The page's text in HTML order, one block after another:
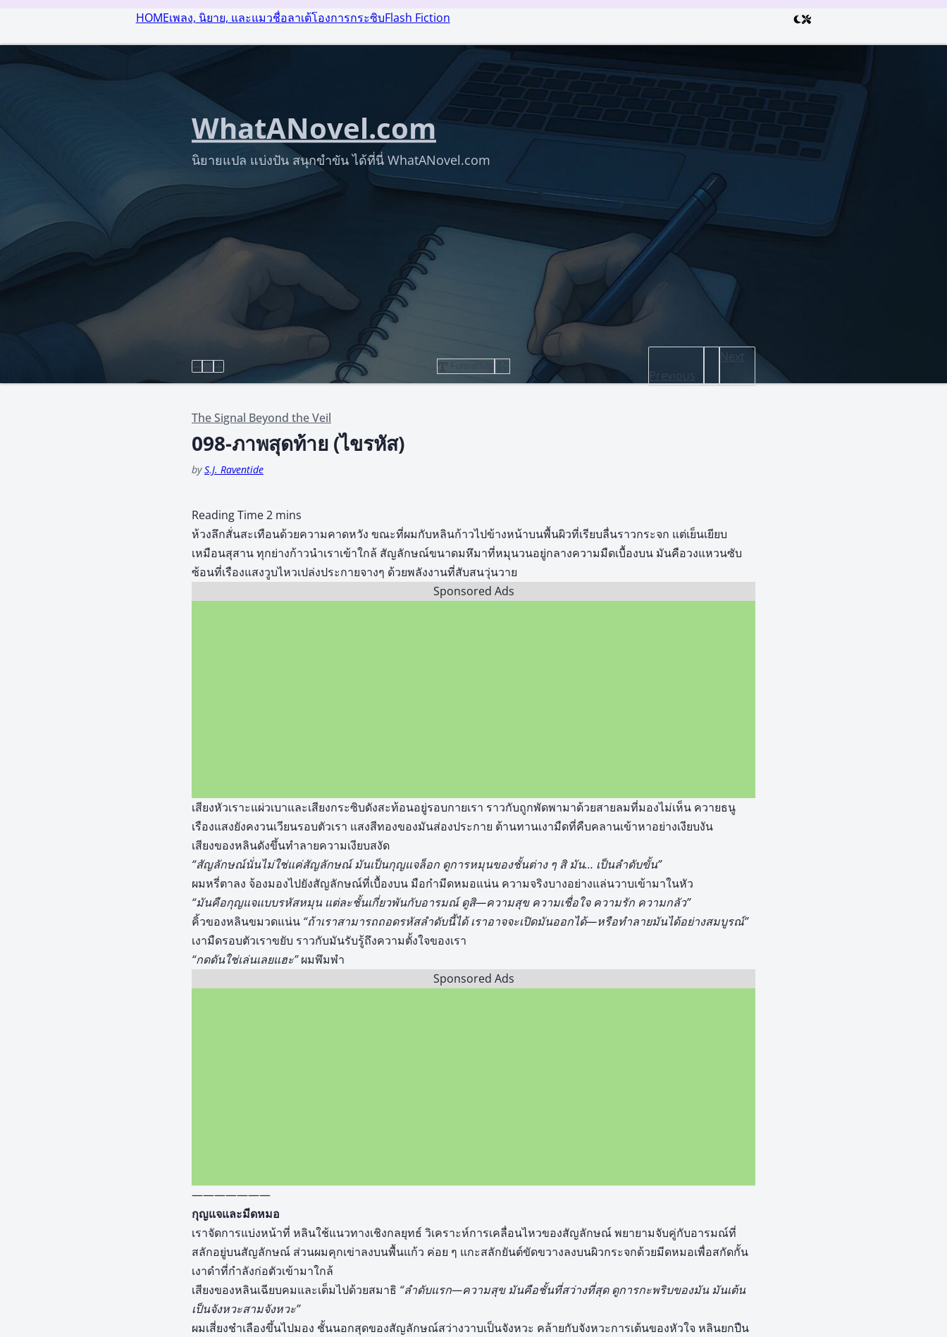
HOMEเพลง, นิยาย, และแมวชื่อลาเต้โองการกระซิบFlash Fiction
WhatANovel.com
นิยายแปล แบ่งปัน สนุกขำขัน ได้ที่นี่ WhatANovel.com
Previous
Next
The Signal Beyond the Veil
098-ภาพสุดท้าย (ไขรหัส)
byS.J. Raventide
ห้วงลึกสั่นสะเทือนด้วยความคาดหวัง ขณะที่ผมกับหลินก้าวไปข้างหน้าบนพื้นผิวที่เรียบลื่นราวกระจก แต่เย็นเยียบ
เหมือนสุสาน ทุกย่างก้าวนำเราเข้าใกล้ สัญลักษณ์ขนาดมหึมาที่หมุนวนอยู่กลางความมืดเบื้องบน มันคือวงแหวนซับ
ซ้อนที่เรืองแสงวูบไหวเปล่งประกายจางๆ ด้วยพลังงานที่สับสนวุ่นวาย
Sponsored Ads
เสียงหัวเราะแผ่วเบาและเสียงกระซิบดังสะท้อนอยู่รอบกายเรา ราวกับถูกพัดพามาด้วยสายลมที่มองไม่เห็น ควายธนู
เรืองแสงยังคงวนเวียนรอบตัวเรา แสงสีทองของมันส่องประกาย ต้านทานเงามืดที่คืบคลานเข้าหาอย่างเงียบงัน
เสียงของหลินดังขึ้นทำลายความเงียบสงัด
“สัญลักษณ์นั่นไม่ใช่แค่สัญลักษณ์ มันเป็นกุญแจล็อก ดูการหมุนของชั้นต่าง ๆ สิ มัน… เป็นลำดับขั้น”
ผมหรี่ตาลง จ้องมองไปยังสัญลักษณ์ที่เบื้องบน มือกำมีดหมอแน่น ความจริงบางอย่างแล่นวาบเข้ามาในหัว
“มันคือกุญแจแบบรหัสหมุน แต่ละชั้นเกี่ยวพันกับอารมณ์ ดูสิ—ความสุข ความเชื่อใจ ความรัก ความกลัว”
คิ้วของหลินขมวดแน่น “ถ้าเราสามารถถอดรหัสลำดับนี้ได้ เราอาจจะเปิดมันออกได้—หรือทำลายมันได้อย่างสมบูรณ์”
เงามืดรอบตัวเราขยับ ราวกับมันรับรู้ถึงความตั้งใจของเรา
“กดดันใช่เล่นเลยแฮะ”ผมพึมพำ
Sponsored Ads
———————
กุญแจและมีดหมอ
เราจัดการแบ่งหน้าที่ หลินใช้แนวทางเชิงกลยุทธ์ วิเคราะห์การเคลื่อนไหวของสัญลักษณ์ พยายามจับคู่กับอารมณ์ที่
สลักอยู่บนสัญลักษณ์ ส่วนผมคุกเข่าลงบนพื้นแก้ว ค่อย ๆ แกะสลักยันต์ขัดขวางลงบนผิวกระจกด้วยมีดหมอเพื่อสกัดกั้น
เงาดำที่กำลังก่อตัวเข้ามาใกล้
เสียงของหลินเฉียบคมและเต็มไปด้วยสมาธิ “ลำดับแรก—ความสุข มันคือชั้นที่สว่างที่สุด ดูการกะพริบของมัน มันเต้น
เป็นจังหวะสามจังหวะ”
ผมเสี่ยงชำเลืองขึ้นไปมอง ชั้นนอกสุดของสัญลักษณ์สว่างวาบเป็นจังหวะ คล้ายกับจังหวะการเต้นของหัวใจ หลินยกปืน